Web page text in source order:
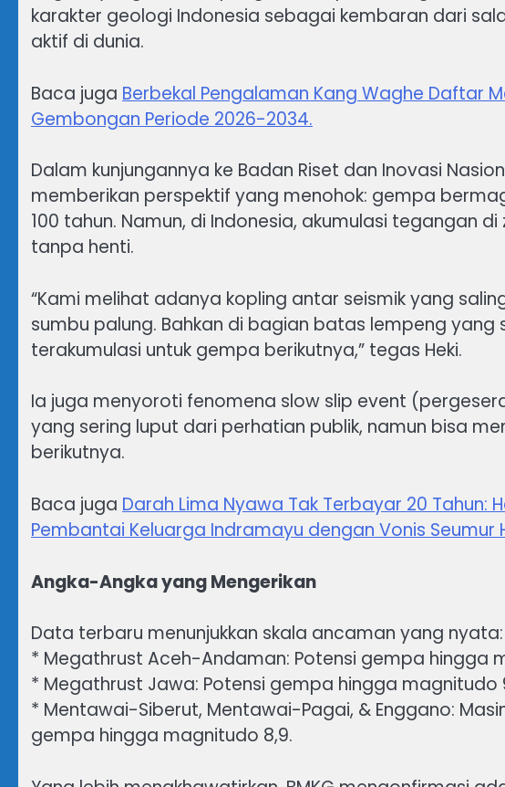
karakter geologi Indonesia sebagai kembaran dari
aktif di dunia.
Baca juga Berbekal Pengalaman Kang Waghe Daftar
Gembongan Periode 2026-2034.
Dalam kunjungannya ke Badan Riset dan Inovasi
memberikan perspektif yang menohok: gempa
100 tahun. Namun, di Indonesia, akumulasi tegangan
tanpa henti.
“Kami melihat adanya kopling antar seismik yang
sumbu palung. Bahkan di bagian batas lempeng
terakumulasi untuk gempa berikutnya,” tegas Heki.
Ia juga menyoroti fenomena slow slip event
yang sering luput dari perhatian publik, namun bisa
berikutnya.
Baca juga Darah Lima Nyawa Tak Terbayar 20 Tahun:
Pembantai Keluarga Indramayu dengan Vonis Seumur
Angka-Angka yang Mengerikan
Data terbaru menunjukkan skala ancaman yang nyata:
* Megathrust Aceh-Andaman: Potensi gempa hingga
* Megathrust Jawa: Potensi gempa hingga magnitudo
* Mentawai-Siberut, Mentawai-Pagai, & Enggano:
gempa hingga magnitudo 8,9.